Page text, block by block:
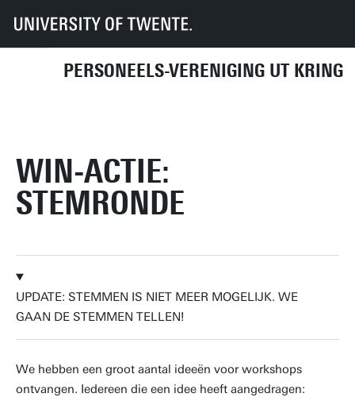
PERSONEELS-VERENIGING UT KRING
UT UT-Kring Archief Mededelingen/ nieuws
Win-actie: stemronde
WIN-ACTIE:
STEMRONDE
DIRECT NAAR KOMENDE ACTIVITEITEN
UPDATE: STEMMEN IS NIET MEER MOGELIJK. WE
GAAN DE STEMMEN TELLEN!
We hebben een groot aantal ideeën voor workshops
ontvangen. Iedereen die een idee heeft aangedragen: